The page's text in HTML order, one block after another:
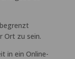
Ort zu sein.
in ein Online-